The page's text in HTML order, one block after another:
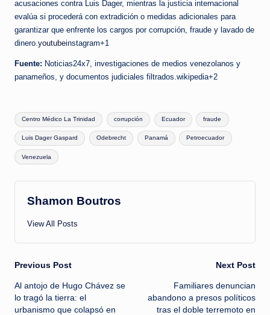
acusaciones contra Luis Dager, mientras la justicia internacional
evalúa si procederá con extradición o medidas adicionales para
garantizar que enfrente los cargos por corrupción, fraude y lavado de
dinero.youtubeinstagram+1
Fuente: Noticias24x7, investigaciones de medios venezolanos y
panameños, y documentos judiciales filtrados.wikipedia+2
Tags:
Centro Médico La Trinidad corrupción Ecuador fraude
Luis Dager Gaspard Odebrecht Panamá Petroecuador
Venezuela
Shamon Boutros
View All Posts
Post
navigation
Previous Post
Al antojo de Hugo Chávez se
lo tragó la tierra: el
urbanismo que colapsó en
Next Post
Familiares denuncian
abandono a presos políticos
tras el doble terremoto en